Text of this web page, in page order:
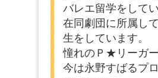
バレエ留学をして
在同劇団に所属し
生をしています。
憧れのＰ★リーガ
今は永野すばるプ